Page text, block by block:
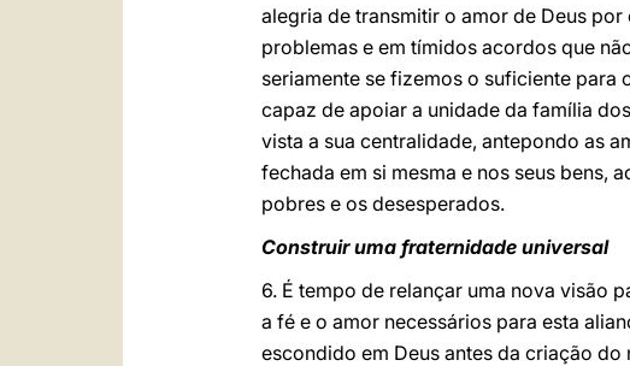
alegria de transmitir o amor de Deus
problemas e em tímidos acordos que
seriamente se fizemos o suficiente
capaz de apoiar a unidade da família
vista a sua centralidade, antepondo as
fechada em si mesma e nos seus bens,
pobres e os desesperados.
Construir uma fraternidade universal
6. É tempo de relançar uma nova visão
a fé e o amor necessários para esta
escondido em Deus antes da criação do